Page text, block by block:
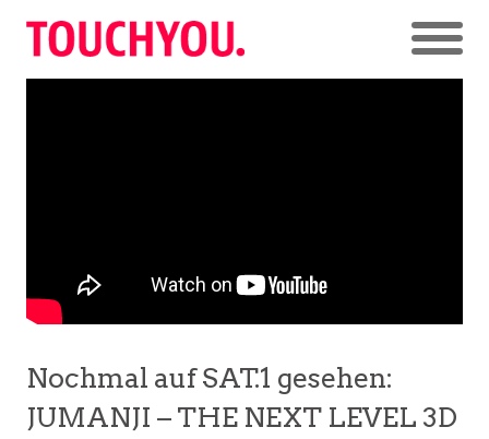
Nochmal auf SAT.1 gesehen:
JUMANJI – THE NEXT LEVEL 3D